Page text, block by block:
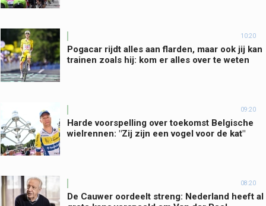
10:20
Pogacar rijdt alles aan flarden, maar ook jij kan
trainen zoals hij: kom er alles over te weten
09:20
Harde voorspelling over toekomst Belgische
wielrennen: "Zij zijn een vogel voor de kat"
08:20
De Cauwer oordeelt streng: Nederland heeft al